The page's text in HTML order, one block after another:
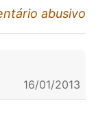
abusivo
16/01/2013